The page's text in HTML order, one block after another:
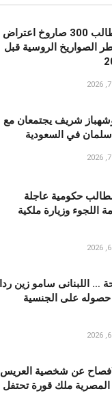
أوكرانيا تطالب 300 صاروخ اعتراض
الصواريخ الروسية قبل
شريف يجتمعان مع
في السعودية
5 مطالب حكومية عاجلة
اللجوء وزيارة ملكية
… اللبنانى سامو زين ردا
حصوله على الجنسية
عن شخصية العريس
ملك قورة تحتفل